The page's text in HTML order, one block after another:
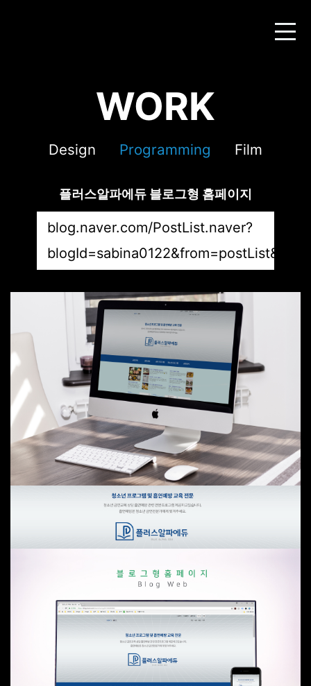
WORK
Design Programming Film
플러스알파에듀 블로그형 홈페이지
blog.naver.com/PostList.naver?